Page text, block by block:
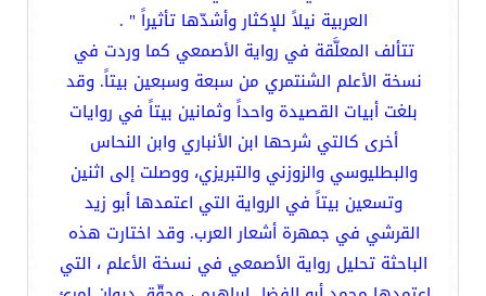
العربية نيلاً للإكثار وأشدّها تأثيراً " .
تتألف المعلَّقة في رواية الأصمعي كما وردت في
نسخة الأعلم الشنتمري من سبعة وسبعين بيتاً. وقد
بلغت أبيات القصيدة واحداً وثمانين بيتاً في روايات
أخرى كالتي شرحها ابن الأنباري وابن النحاس
والبطليوسي والزوزني والتبريزي، ووصلت إلى اثنين
وتسعين بيتاً في الرواية التي اعتمدها أبو زيد
القرشي في جمهرة أشعار العرب. وقد اختارت هذه
الباحثة تحليل رواية الأصمعي في نسخة الأعلم ، التي